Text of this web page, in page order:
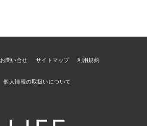
お問い合せ サイトマップ
利用規約
個人情報の取扱いについて